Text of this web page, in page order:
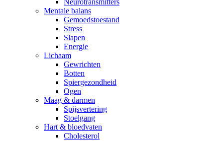
Neurotransmitters
Mentale balans
Gemoedstoestand
Stress
Slapen
Energie
Lichaam
Gewrichten
Botten
Spiergezondheid
Ogen
Maag & darmen
Spijsvertering
Stoelgang
Hart & bloedvaten
Cholesterol